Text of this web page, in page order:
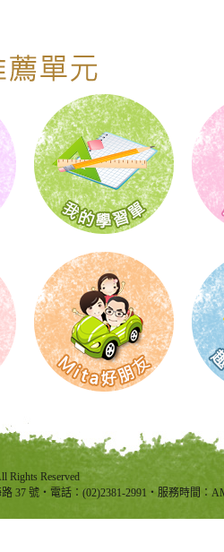
Reserved
路 37 號‧電話：(02)2381-2991‧服務時間：